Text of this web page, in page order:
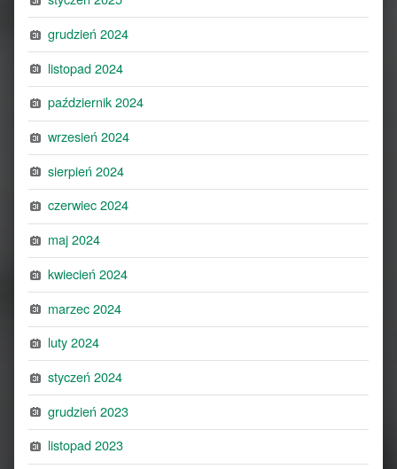
grudzień 2024
listopad 2024
październik 2024
wrzesień 2024
sierpień 2024
czerwiec 2024
maj 2024
kwiecień 2024
marzec 2024
luty 2024
styczeń 2024
grudzień 2023
listopad 2023